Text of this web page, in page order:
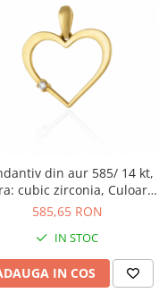
din aur 585/ 14 kt,
cubic zirconia, Culoare:
transparenta
585,65 RON
IN STOC
IN COS